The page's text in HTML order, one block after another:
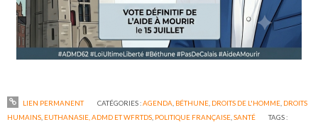
LIEN PERMANENT CATÉGORIES :AGENDA BÉTHUNE, DROITS DE L'HOMME, DROITS
HUMAINS EUTHANASIE, ADMD ET WFRTDS POLITIQUE FRANÇAISE ,SANTÉ
TAGS :